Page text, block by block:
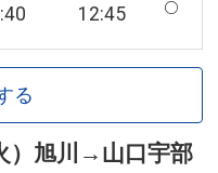
12:45
る
旭川 → 山口宇部